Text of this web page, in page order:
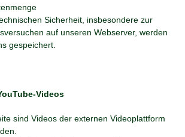
Sicherheit, insbesondere zur
auf unseren Webserver, werden
gespeichert.
Videos
sind Videos der externen Videoplattform